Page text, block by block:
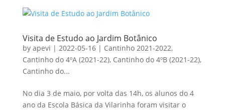
Visita de Estudo ao Jardim Botânico
by apevi | 2022-05-16| Cantinho 2021-2022,
Cantinho do 4ºA (2021-22), Cantinho do 4ºB (2021-22),
Cantinho do...
No dia 3 de maio, por volta das 14h, os alunos do 4
ano da Escola Básica da Vilarinha foram visitar o